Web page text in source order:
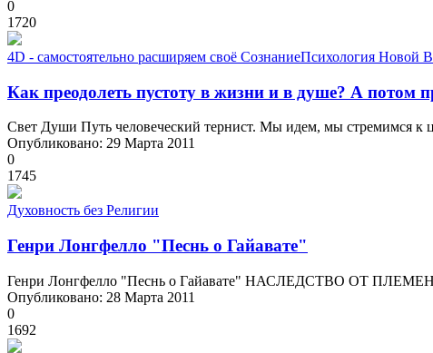
0
1720
4D - самостоятельно расширяем своё СознаниеПсихология Новой
Как преодолеть пустоту в жизни и в душе? А потом
Свет Души Путь человеческий тернист. Мы идем, мы стремимся
Опубликовано: 29 Марта 2011
0
1745
Духовность без Религии
Генри Лонгфелло "Песнь о Гайавате"
Генри Лонгфелло "Песнь о Гайавате" НАСЛЕДСТВО ОТ
Опубликовано: 28 Марта 2011
0
1692